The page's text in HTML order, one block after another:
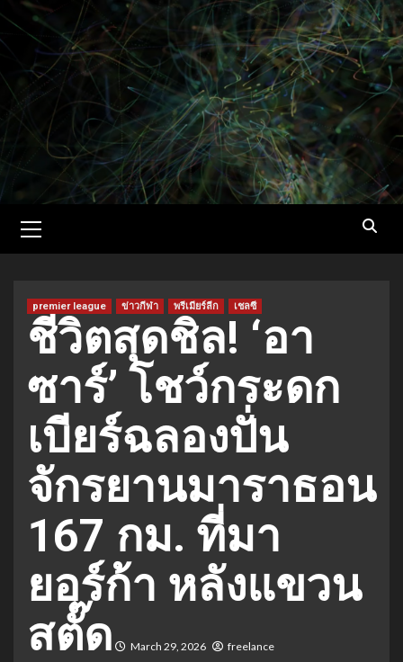
Skip
content
Menu
premier league ข่าวกีฬา พรีเมียร์ลีก เชลซี
ชีวิตสุดชิล! ‘อา
ซาร์’ โชว์กระดก
เบียร์ฉลองปั่น
จักรยานมาราธอน
167 กม. ที่มา
ยอร์ก้า หลังแขวน
สตั๊ด
March 29, 2026 freelance